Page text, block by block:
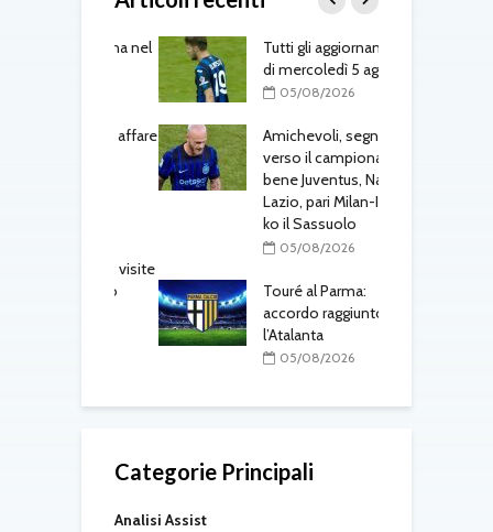
Tutti gli aggiornamenti
di mercoledì 5 agosto
05/08/2026
Amichevoli, segnali
verso il campionato:
bene Juventus, Napoli e
Lazio, pari Milan-Inter,
ko il Sassuolo
05/08/2026
Touré al Parma:
accordo raggiunto con
l’Atalanta
05/08/2026
Categorie Principali
Analisi Assist